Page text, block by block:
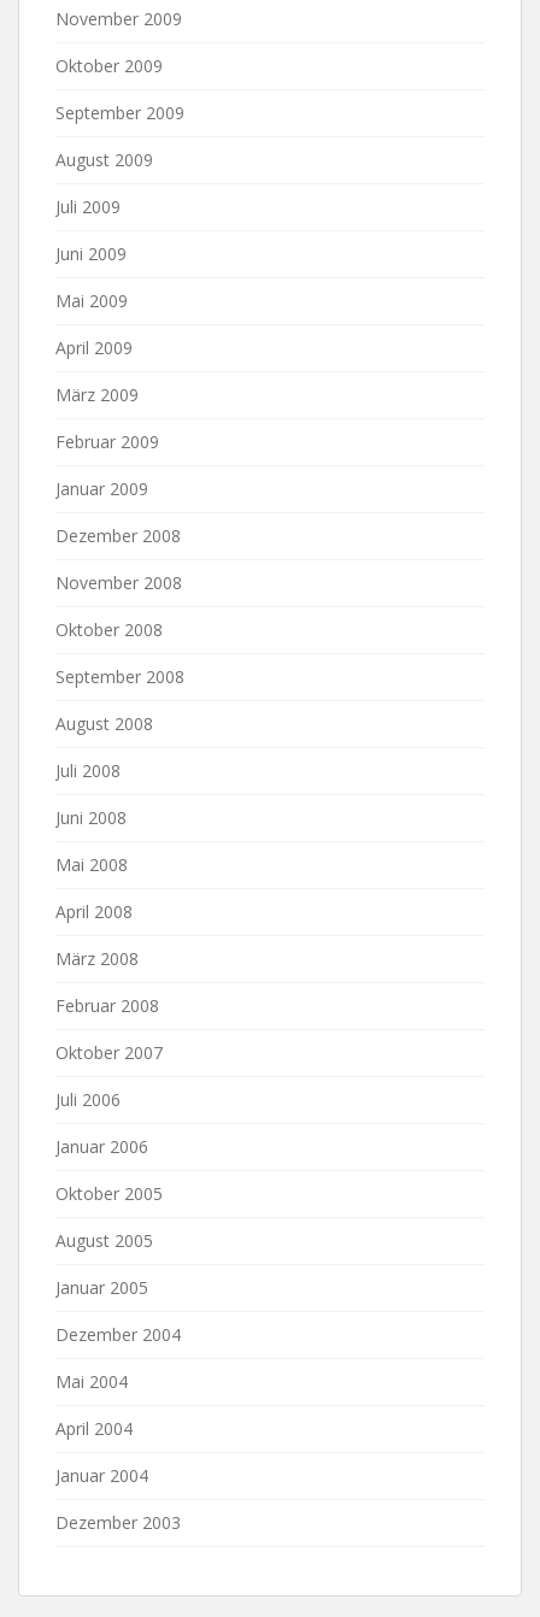
November 2009
Oktober 2009
September 2009
August 2009
Juli 2009
Juni 2009
Mai 2009
April 2009
März 2009
Februar 2009
Januar 2009
Dezember 2008
November 2008
Oktober 2008
September 2008
August 2008
Juli 2008
Juni 2008
Mai 2008
April 2008
März 2008
Februar 2008
Oktober 2007
Juli 2006
Januar 2006
Oktober 2005
August 2005
Januar 2005
Dezember 2004
Mai 2004
April 2004
Januar 2004
Dezember 2003